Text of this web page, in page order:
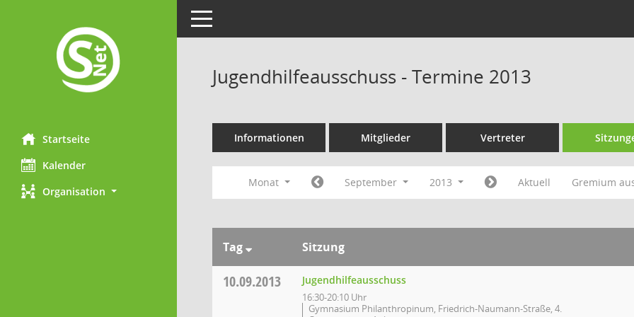
Startseite
Kalender
Organisation
Toggle navigation
Jugendhilfeausschuss - Termine 2013
Informationen Mitglieder Vertreter
Monat September 2013 Aktuell Gremium
Tag Sitzung
10.09.2013 Jugendhilfeausschuss
16:30-20:10 Uhr
Gymnasium Philanthropinum, Friedrich-Naumann-Straße, 4.